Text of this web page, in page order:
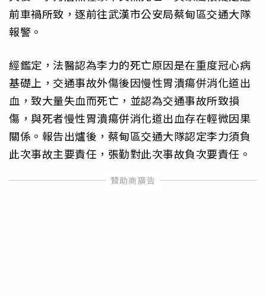
前車禍所致，逐前往武漢市公安局蔡甸區交通大隊
報警。
經鑑定，法醫認為李力的死亡原因是在重度冠心病
基礎上，交通事故外傷後因慢性胃潰瘍併消化道出
血，致大量失血而死亡，並認為交通事故所致損
傷，與死者慢性胃潰瘍併消化道出血存在輕微因果
關係。報告出爐後，蔡甸區交通大隊認定李力須負
此次事故主要責任，張勤對此次事故負次要責任。